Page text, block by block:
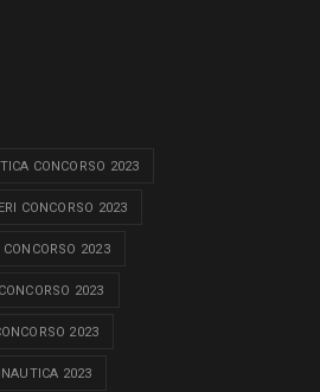
CONCORSO 2023
CONCORSO 2023
2023
2023
2023
2023